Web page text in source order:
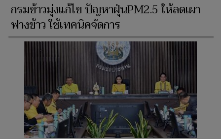
กรมข้าวมุ่งแก้ไข ปัญหาฝุ่นPM2.5 ให้ลดเผา
ฟางข้าว ใช้เทคนิคจัดการ